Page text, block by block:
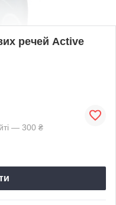
речей Active
— 300 ₴